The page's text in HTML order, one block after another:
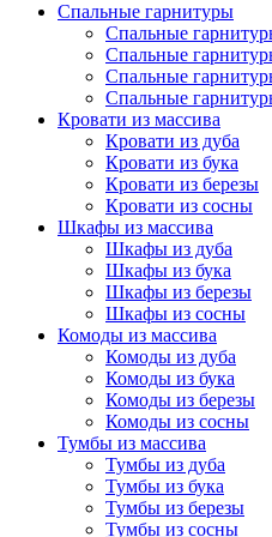
Спальные гарнитуры
Спальные
Спальные
Спальные
Спальные
Кровати из массива
Кровати из дуба
Кровати из бука
Кровати из березы
Кровати из сосны
Шкафы из массива
Шкафы из дуба
Шкафы из бука
Шкафы из березы
Шкафы из сосны
Комоды из массива
Комоды из дуба
Комоды из бука
Комоды из березы
Комоды из сосны
Тумбы из массива
Тумбы из дуба
Тумбы из бука
Тумбы из березы
Тумбы из сосны